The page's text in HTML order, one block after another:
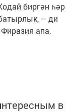
биргән һәр
– ди
апа.
в